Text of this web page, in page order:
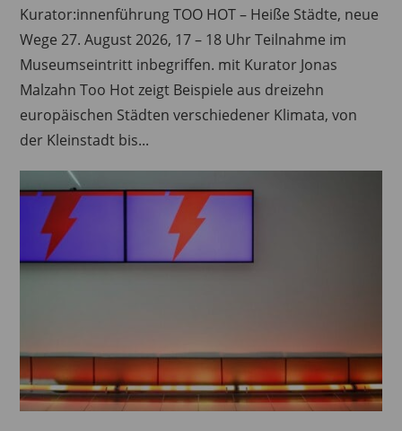
Kurator:innenführung TOO HOT – Heiße Städte, neue
Wege 27. August 2026, 17 – 18 Uhr Teilnahme im
Museumseintritt inbegriffen. mit Kurator Jonas
Malzahn Too Hot zeigt Beispiele aus dreizehn
europäischen Städten verschiedener Klimata, von
der Kleinstadt bis...